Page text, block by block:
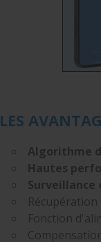
LES
Algorithme
Hautes
Surveillance
Fonction